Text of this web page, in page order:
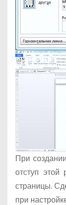
При
отступ этой
страницы.
при